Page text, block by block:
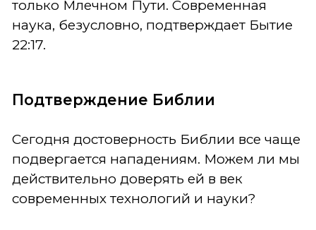
только Млечном Пути. Современная
наука, безусловно, подтверждает Бытие
22:17.
Подтверждение Библии
Сегодня достоверность Библии все чаще
подвергается нападениям. Можем ли мы
действительно доверять ей в век
современных технологий и науки?